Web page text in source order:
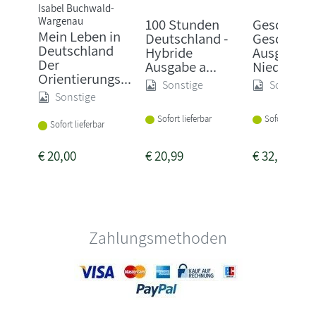
Isabel Buchwald-
Wargenau
Mein Leben in
Deutschland
Der
Orientierungs...
Sonstige
Sofort lieferbar
€20,00
100 Stunden
Deutschland -
Hybride
Ausgabe a...
Sonstige
Sofort lieferbar
€20,99
Ausgabe
Niede...
Sonstige
Sofort
€32,50
Zahlungsmethoden